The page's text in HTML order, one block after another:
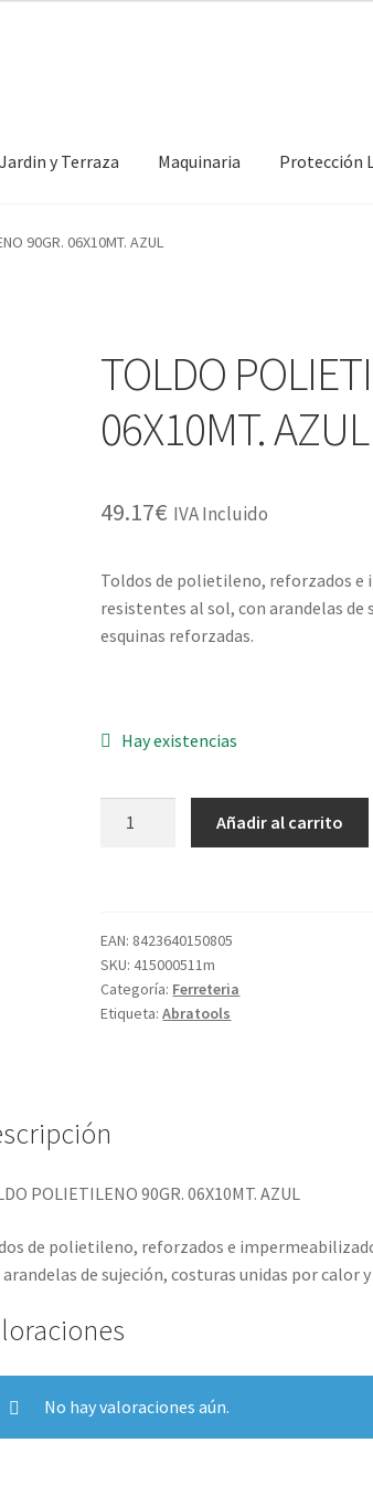
Jardin y Terraza Maquinaria Protección
90GR. 06X10MT. AZUL
TOLDO
06X10MT. AZUL
49.17€ IVA Incluido
Toldos de polietileno, reforzados e
resistentes al sol, con arandelas de
esquinas reforzadas.
Hay existencias
cantidad
Añadir al carrito
EAN: 8423640150805
SKU:415000511m
Categoría: Ferreteria
Etiqueta:Abratools
POLIETILENO 90GR. 06X10MT. AZUL
de polietileno, reforzados e
de sujeción, costuras unidas por calor
No hay valoraciones aún.